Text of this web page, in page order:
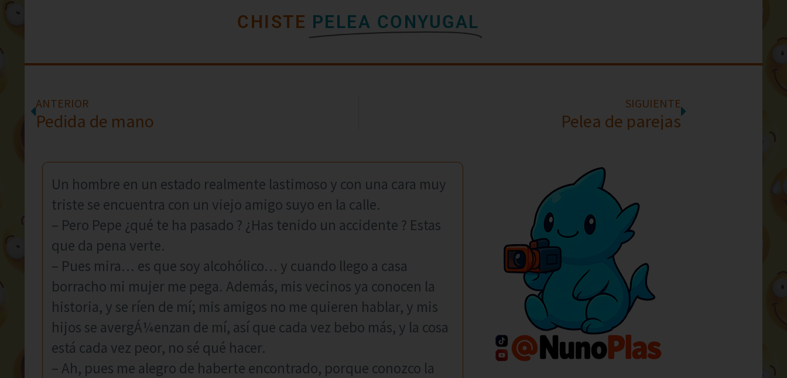
CHISTE PELEA CONYUGAL
ANTERIOR
Pedida de mano
SIGUIENTE
Pelea de parejas
Un hombre en un estado realmente lastimoso y con una cara muy
triste se encuentra con un viejo amigo suyo en la calle.
– Pero Pepe ¿qué te ha pasado ? ¿Has tenido un accidente ? Estas
que da pena verte.
– Pues mira… es que soy alcohólico… y cuando llego a casa
borracho mi mujer me pega. Además, mis vecinos ya conocen la
historia, y se ríen de mí; mis amigos no me quieren hablar, y mis
hijos se avergÁ¼enzan de mí, así que cada vez bebo más, y la cosa
está cada vez peor, no sé qué hacer.
– Ah, pues me alegro de haberte encontrado, porque conozco la